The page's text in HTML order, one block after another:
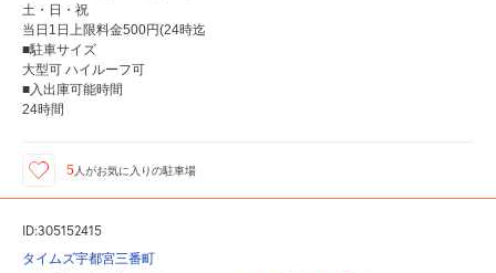
土・日・祝
当日1日上限料金500円(24時迄
■駐車サイズ
大型可 ハイルーフ可
■入出庫可能時間
24時間
5 人がお気に入りの駐車場
ID:305152415
タイムズ宇都宮三番町